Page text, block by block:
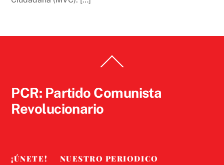
To
PCR: Partido Comunista
Revolucionario
¡ÚNETE!
NUESTRO PERIODICO